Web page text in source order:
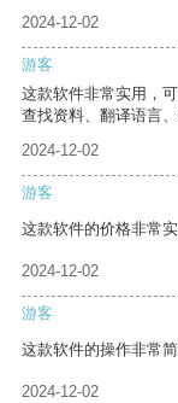
2024-12-02
游客
这款软件非常实用，
查找资料、翻译语言、
2024-12-02
游客
这款软件的价格非常实
2024-12-02
游客
这款软件的操作非常
2024-12-02